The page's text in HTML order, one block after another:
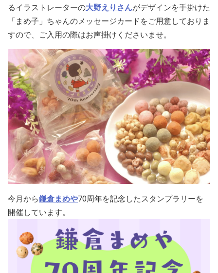
るイラストレーターの大野えりさんがデザインを手掛けた
「まめ子」ちゃんのメッセージカードをご用意しておりま
すので、ご入用の際はお声掛けくださいませ。
今月から鎌倉まめや70周年を記念したスタンプラリーを
開催しています。